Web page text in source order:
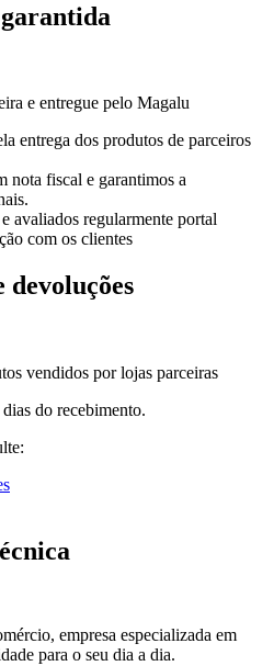
e entregue pelo Magalu
entrega dos produtos de parceiros
nota fiscal e garantimos a
avaliados regularmente portal
com os clientes
devoluções
vendidos por lojas parceiras
do recebimento.
empresa especializada em
para o seu dia a dia.